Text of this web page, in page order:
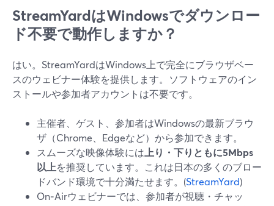
StreamYardはWindowsでダウンロー
ド不要で動作しますか？
はい。StreamYardはWindows上で完全にブラウザベー
スのウェビナー体験を提供します。ソフトウェアのイン
ストールや参加者アカウントは不要です。
主催者、ゲスト、参加者はWindowsの最新ブラウ
ザ（Chrome、Edgeなど）から参加できます。
スムーズな映像体験には 上り・下りともに5Mbps
以上を推奨しています。これは日本の多くのブロー
ドバンド環境で十分満たせます。(StreamYard)
On‑Airウェビナーでは、参加者が視聴・チャッ